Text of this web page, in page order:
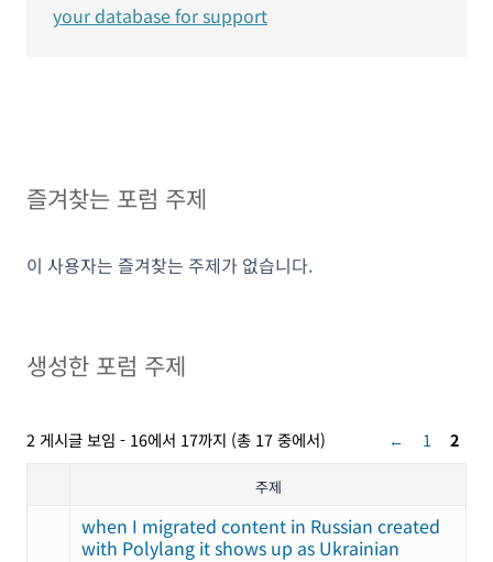
즐겨찾는 포럼 주제
이 사용자는 즐겨찾는 주제가 없습니다.
생성한 포럼 주제
2 게시글 보임 - 16에서 17까지 (총 17 중에서) ← 1 2
주제
when I migrated content in Russian created
with Polylang it shows up as Ukrainian
your database for support